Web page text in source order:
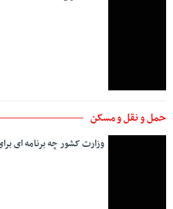
حمل و نقل و مسکن
وزارت کشور چه برنامه ای